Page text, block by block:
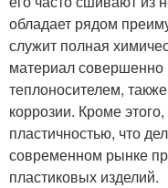
обладает рядом
служит полная
материал совершенно
теплоносителем,
коррозии. Кроме
пластичностью, что
современном рынке
пластиковых изделий.